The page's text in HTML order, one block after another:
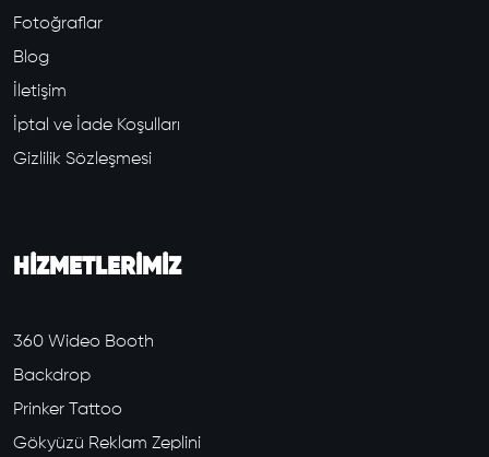
Fotoğraflar
Blog
İletişim
İptal ve İade Koşulları
Gizlilik Sözleşmesi
HİZMETLERİMİZ
360 Wideo Booth
Backdrop
Prinker Tattoo
Gökyüzü Reklam Zeplini